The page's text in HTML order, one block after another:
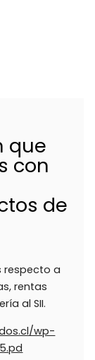
que
con
de
respecto a
rentas
al SII.
wp-